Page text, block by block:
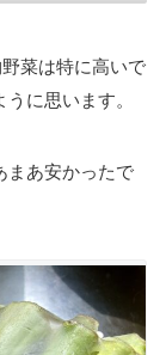
菜は特に高いで
うに思います。
まあ安かったで